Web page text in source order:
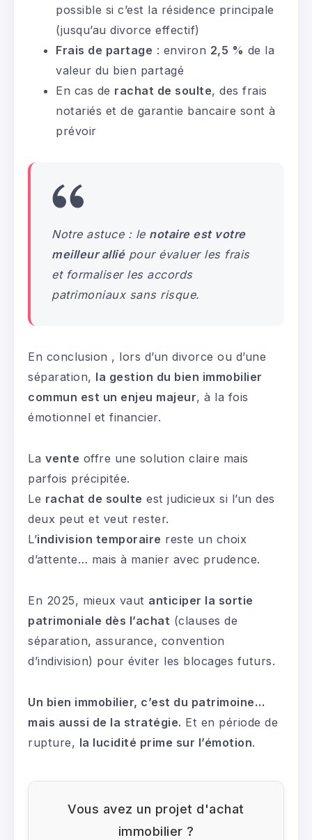
possible si c’est la résidence principale
(jusqu’au divorce effectif)
Frais de partage : environ 2,5 % de la
valeur du bien partagé
En cas de rachat de soulte, des frais
notariés et de garantie bancaire sont à
prévoir
Notre astuce : le notaire est votre
meilleur alliépour évaluer les frais
et formaliser les accords
patrimoniaux sans risque.
En conclusion , lors d’un divorce ou d’une
séparation, la gestion du bien immobilier
commun est un enjeu majeur, à la fois
émotionnel et financier.
La vente offre une solution claire mais
parfois précipitée.
Le rachat de soulte est judicieux si l’un des
deux peut et veut rester.
L’indivision temporaire reste un choix
d’attente… mais à manier avec prudence.
En 2025, mieux vaut anticiper la sortie
patrimoniale dès l’achat (clauses de
séparation, assurance, convention
d’indivision) pour éviter les blocages futurs.
Un bien immobilier, c’est du patrimoine…
mais aussi de la stratégie. Et en période de
rupture, la lucidité prime sur l’émotion.
Vous avez un projet d'achat
immobilier ?